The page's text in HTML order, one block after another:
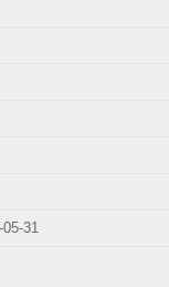
05-31